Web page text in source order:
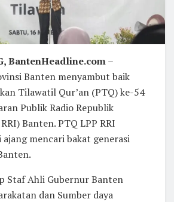
BantenHeadline.com–
Banten menyambut baik
Tilawatil Qur’an (PTQ) ke-54
Publik Radio Republik
Banten. PTQ LPP RRI
mencari bakat generasi
Staf Ahli Gubernur Banten
dan Sumber daya